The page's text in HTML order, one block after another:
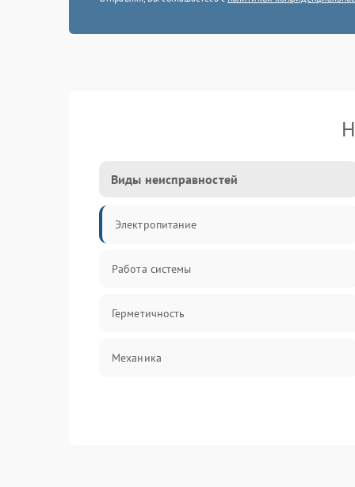
Виды неисправностей
Электропитание
Работа системы
Герметичность
Механика